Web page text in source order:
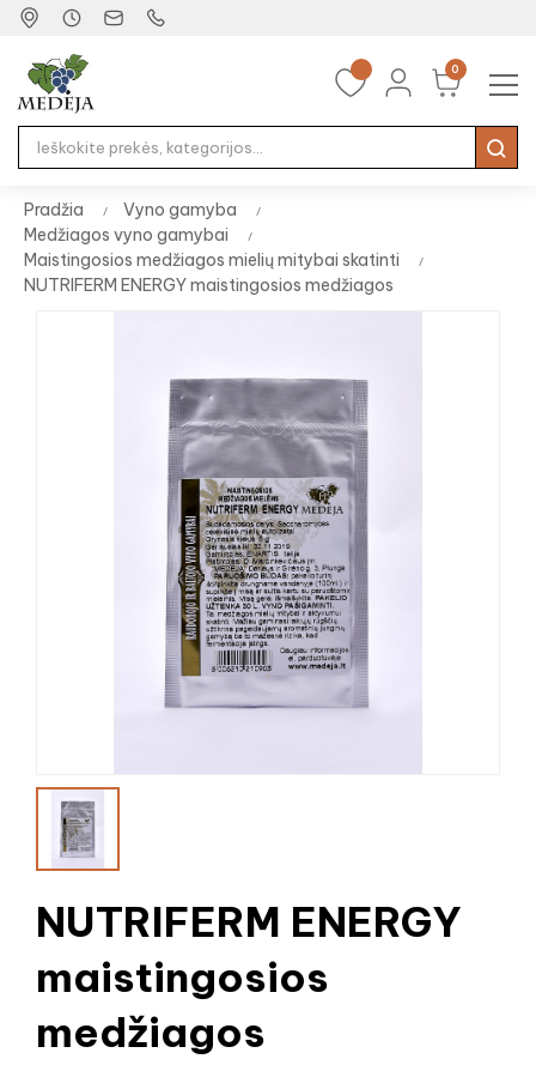
0
☰
Pradžia
Vyno gamyba
Medžiagos vyno gamybai
Maistingosios medžiagos mielių mitybai skatinti
NUTRIFERM ENERGY maistingosios medžiagos
NUTRIFERM ENERGY
maistingosios
medžiagos